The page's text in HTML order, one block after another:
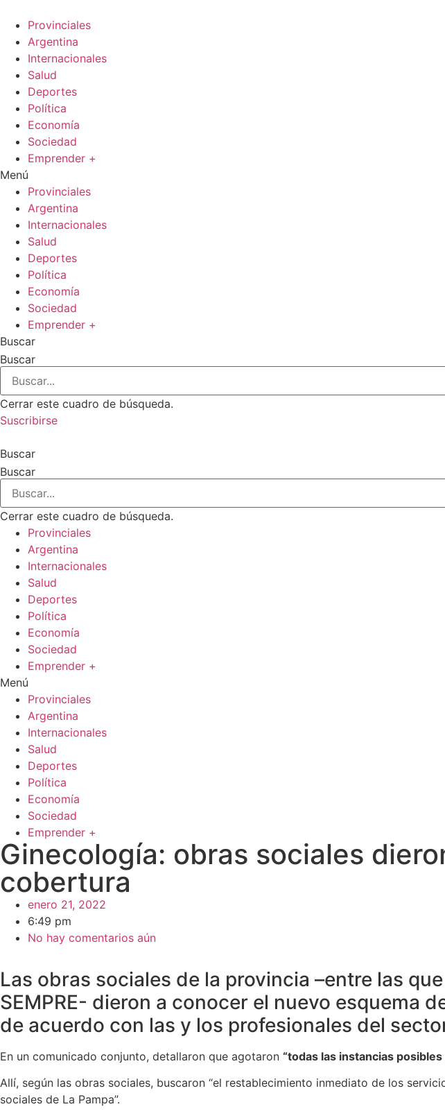
contenido
Provinciales
Argentina
Internacionales
Salud
Deportes
Política
Economía
Sociedad
Emprender +
Menú
Provinciales
Argentina
Internacionales
Salud
Deportes
Política
Economía
Sociedad
Emprender +
Buscar
Buscar
Cerrar este cuadro de búsqueda.
Suscribirse
Buscar
Buscar
Cerrar este cuadro de búsqueda.
Provinciales
Argentina
Internacionales
Salud
Deportes
Política
Economía
Sociedad
Emprender +
Menú
Provinciales
Argentina
Internacionales
Salud
Deportes
Política
Economía
Sociedad
Emprender +
Ginecología: obras sociales
cobertura
enero 21, 2022
6:49 pm
No hay comentarios aún
Las obras sociales de la provincia –entre las
SEMPRE- dieron a conocer el nuevo esquema
de acuerdo con las y los profesionales del
En un comunicado conjunto, detallaron que agotaron “todas las instancias
Allí, según las obras sociales, buscaron “el restablecimiento inmediato de los
sociales de La Pampa”.